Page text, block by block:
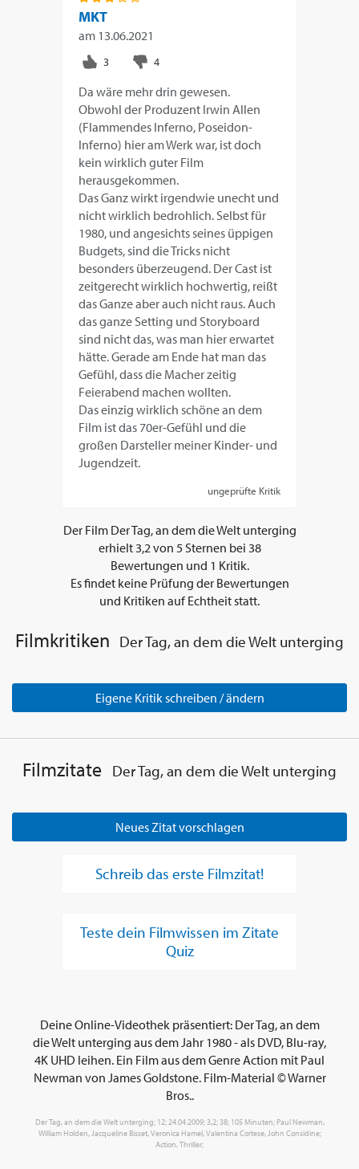
MKT
am 13.06.2021
Da wäre mehr drin gewesen.
Obwohl der Produzent Irwin Allen
(Flammendes Inferno, Poseidon-
Inferno) hier am Werk war, ist doch
kein wirklich guter Film
herausgekommen.
Das Ganz wirkt irgendwie unecht und
nicht wirklich bedrohlich. Selbst für
1980, und angesichts seines üppigen
Budgets, sind die Tricks nicht
besonders überzeugend. Der Cast ist
zeitgerecht wirklich hochwertig, reißt
das Ganze aber auch nicht raus. Auch
das ganze Setting und Storyboard
sind nicht das, was man hier erwartet
hätte. Gerade am Ende hat man das
Gefühl, dass die Macher zeitig
Feierabend machen wollten.
Das einzig wirklich schöne an dem
Film ist das 70er-Gefühl und die
großen Darsteller meiner Kinder- und
Jugendzeit.
ungeprüfte Kritik
Der Film Der Tag, an dem die Welt unterging
erhielt 3,2 von 5Sternen bei 38
Bewertungen und 1 Kritik.
Es findet keine Prüfung der Bewertungen
und Kritiken auf Echtheit statt.
Filmkritiken Der Tag, an dem die Welt unterging
Eigene Kritik schreiben / ändern
Filmzitate Der Tag, an dem die Welt unterging
Neues Zitat vorschlagen
Schreib das erste Filmzitat!
Teste dein Filmwissen im Zitate
Quiz
Deine Online-Videothek präsentiert: Der Tag, an dem
die Welt unterging aus dem Jahr 1980 - als DVD, Blu-ray,
4K UHD leihen. Ein Film aus dem Genre Action mit Paul
Newman von James Goldstone. Film-Material © Warner
Bros..
Der Tag, an dem die Welt unterging; 12; 24.04.2009; 3,2; 38; 105 Minuten; Paul Newman,
William Holden, Jacqueline Bisset, Veronica Hamel, Valentina Cortese, John Considine;
Action, Thriller;